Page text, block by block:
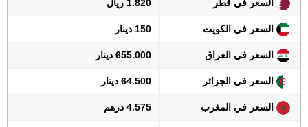
السعر في قطر 1.820 ريال
السعر في الكويت 150 دينار
السعر في العراق 655.000 دينار
السعر في الجزائر 64.500 دينار
السعر في المغرب 4.575 درهم